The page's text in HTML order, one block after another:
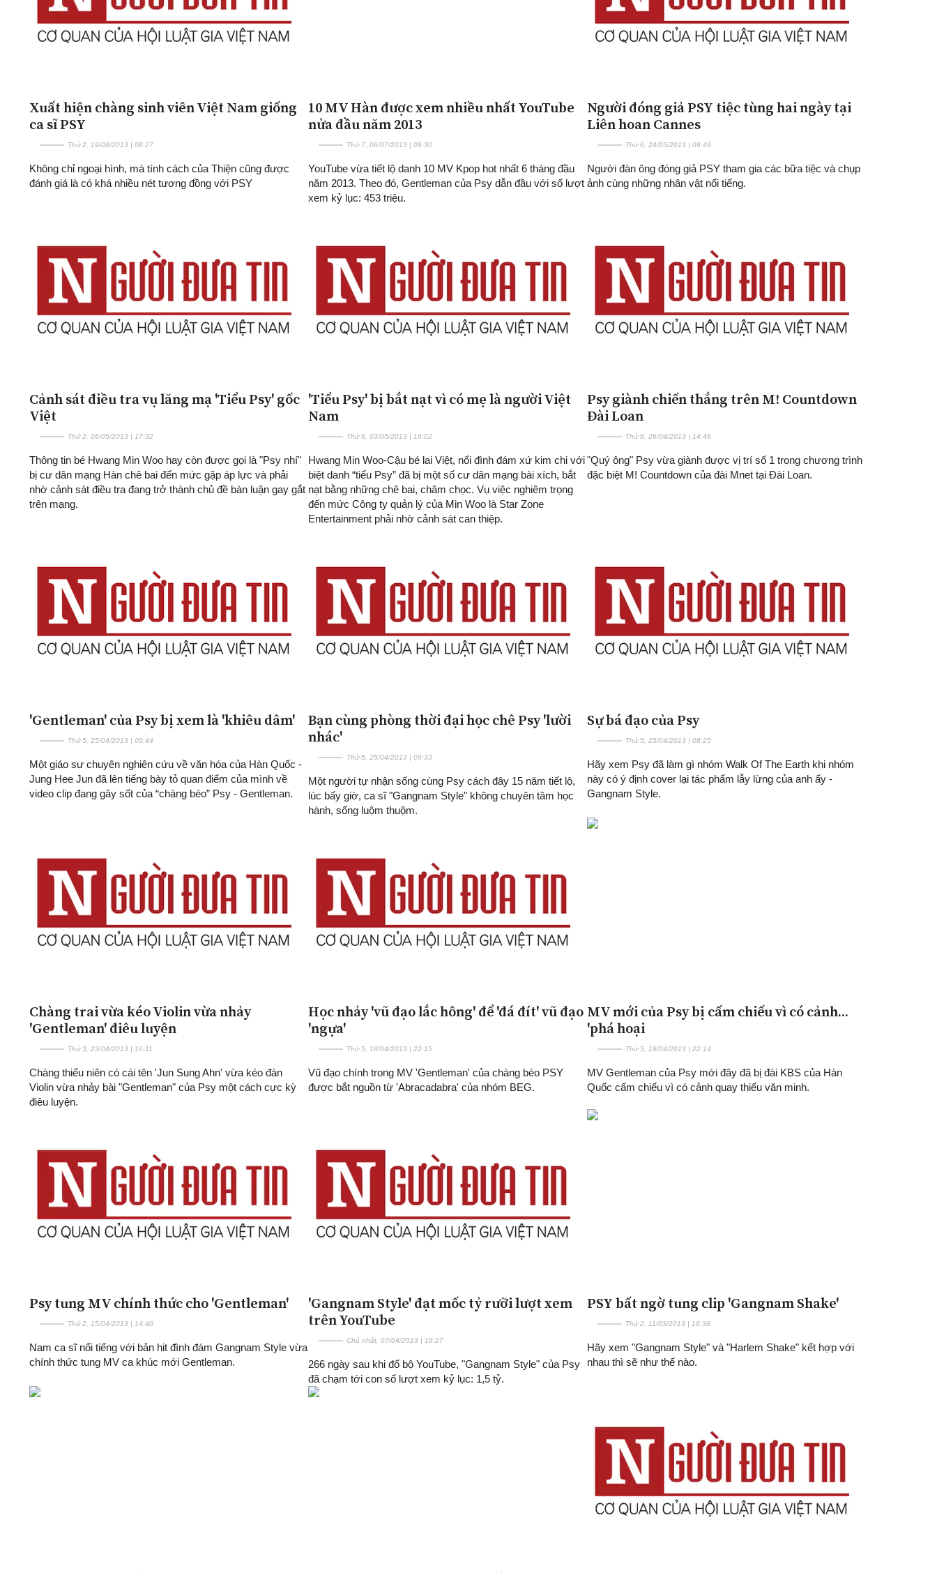
Xuất hiện chàng sinh viên Việt Nam giống
ca sĩ PSY
Thứ 2, 19/08/2013 | 08:27
Không chỉ ngoại hình, mà tính cách của Thiện cũng được
đánh giá là có khá nhiều nét tương đồng với PSY
10 MV Hàn được xem nhiều nhất YouTube
nửa đầu năm 2013
Thứ 7, 06/07/2013 | 09:30
YouTube vừa tiết lộ danh 10 MV Kpop hot nhất 6 tháng đầu
năm 2013. Theo đó, Gentleman của Psy dẫn đầu với số lượt
xem kỷ lục: 453 triệu.
Người đóng giả PSY tiệc tùng hai ngày tại
Liên hoan Cannes
Thứ 6, 24/05/2013 | 09:49
Người đàn ông đóng giả PSY tham gia các bữa tiệc và chụp
ảnh cùng những nhân vật nổi tiếng.
Cảnh sát điều tra vụ lăng mạ 'Tiểu Psy' gốc
Việt
Thứ 2, 06/05/2013 | 17:32
Thông tin bé Hwang Min Woo hay còn được gọi là "Psy nhí"
bị cư dân mạng Hàn chê bai đến mức gặp áp lực và phải
nhờ cảnh sát điều tra đang trở thành chủ đề bàn luận gay gắt
trên mạng.
'Tiểu Psy' bị bắt nạt vì có mẹ là người Việt
Nam
Thứ 6, 03/05/2013 | 16:02
Hwang Min Woo-Cậu bé lai Việt, nổi đình đám xứ kim chi với
biệt danh “tiểu Psy” đã bị một số cư dân mạng bài xích, bắt
nạt bằng những chê bai, châm chọc. Vụ việc nghiêm trọng
đến mức Công ty quản lý của Min Woo là Star Zone
Entertainment phải nhờ cảnh sát can thiệp.
Psy giành chiến thắng trên M! Countdown
Đài Loan
Thứ 6, 26/04/2013 | 14:46
"Quý ông" Psy vừa giành được vị trí số 1 trong chương trình
đặc biệt M! Countdown của đài Mnet tại Đài Loan.
'Gentleman' của Psy bị xem là 'khiêu dâm'
Thứ 5, 25/04/2013 | 09:44
Một giáo sư chuyên nghiên cứu về văn hóa của Hàn Quốc -
Jung Hee Jun đã lên tiếng bày tỏ quan điểm của mình về
video clip đang gây sốt của “chàng béo” Psy - Gentleman.
Bạn cùng phòng thời đại học chê Psy 'lười
nhác'
Thứ 5, 25/04/2013 | 09:33
Một người tự nhận sống cùng Psy cách đây 15 năm tiết lộ,
lúc bấy giờ, ca sĩ "Gangnam Style" không chuyên tâm học
hành, sống luộm thuộm.
Sự bá đạo của Psy
Thứ 5, 25/04/2013 | 08:25
Hãy xem Psy đã làm gì nhóm Walk Of The Earth khi nhóm
này có ý định cover lại tác phẩm lẫy lừng của anh ấy -
Gangnam Style.
Chàng trai vừa kéo Violin vừa nhảy
'Gentleman' điêu luyện
Thứ 3, 23/04/2013 | 16:11
Chàng thiếu niên có cái tên 'Jun Sung Ahn' vừa kéo đàn
Violin vừa nhảy bài "Gentleman" của Psy một cách cực kỳ
điêu luyện.
Học nhảy 'vũ đạo lắc hông' để 'đá đít' vũ đạo
'ngựa'
Thứ 5, 18/04/2013 | 22:15
Vũ đạo chính trong MV 'Gentleman' của chàng béo PSY
được bắt nguồn từ 'Abracadabra' của nhóm BEG.
MV mới của Psy bị cấm chiếu vì có cảnh...
'phá hoại
Thứ 5, 18/04/2013 | 22:14
MV Gentleman của Psy mới đây đã bị đài KBS của Hàn
Quốc cấm chiếu vì có cảnh quay thiếu văn minh.
Psy tung MV chính thức cho 'Gentleman'
Thứ 2, 15/04/2013 | 14:40
Nam ca sĩ nổi tiếng với bản hit đình đám Gangnam Style vừa
chính thức tung MV ca khúc mới Gentleman.
'Gangnam Style' đạt mốc tỷ rưỡi lượt xem
trên YouTube
Chủ nhật, 07/04/2013 | 16:27
266 ngày sau khi đổ bộ YouTube, "Gangnam Style" của Psy
đã chạm tới con số lượt xem kỷ lục: 1,5 tỷ.
PSY bất ngờ tung clip 'Gangnam Shake'
Thứ 2, 11/03/2013 | 19:38
Hãy xem "Gangnam Style" và "Harlem Shake" kết hợp với
nhau thì sẽ như thế nào.